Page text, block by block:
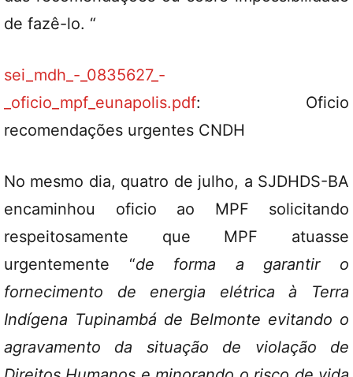
de fazê-lo. “
sei_mdh_-_0835627_-
_oficio_mpf_eunapolis.pdf: Oficio
recomendações urgentes CNDH
No mesmo dia, quatro de julho, a SJDHDS-BA
encaminhou oficio ao MPF solicitando
respeitosamente que MPF atuasse
urgentemente “de forma a garantir o
fornecimento de energia elétrica à Terra
Indígena Tupinambá de Belmonte evitando o
agravamento da situação de violação de